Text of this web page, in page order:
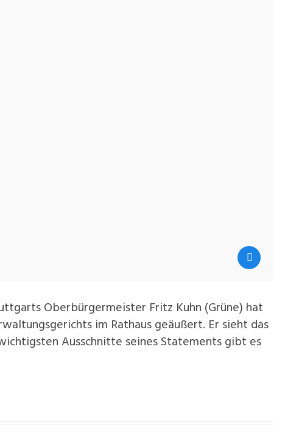
Oberbürgermeister Fritz Kuhn (Grüne) hat
im Rathaus geäußert. Er sieht das
Ausschnitte seines Statements gibt es